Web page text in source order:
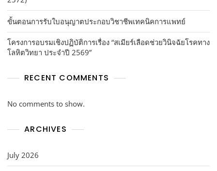
ขั้นตอนการรับใบอนุญาตประกอบวิชาชีพเทคนิคการแพทย์
โครงการอบรมเชิงปฏิบัติการเรื่อง “สเมียร์เลือดช่วยวินิจฉัยโรคทาง
โลหิตวิทยา ประจำปี 2569”
RECENT COMMENTS
No comments to show.
ARCHIVES
July 2026